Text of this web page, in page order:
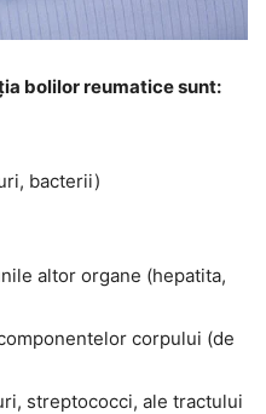
bolilor reumatice sunt:
bacterii)
altor organe (hepatita,
corpului (de
streptococci, ale tractului